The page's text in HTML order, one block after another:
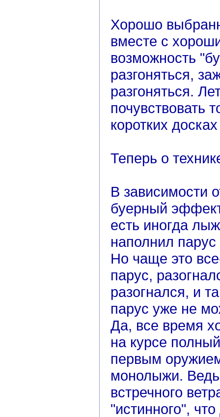
Хорошо
вместе с
возможность
разгоняться,
разгоняться.
почувствовать
коротких
Теперь о
В зависимости
буерный
есть иногда
наполнил
Но чаще это
парус,
разогнался, и
парус уже не
Да, все время
на курсе
первым
монолыжи. Ведь
встречного
"истинного",